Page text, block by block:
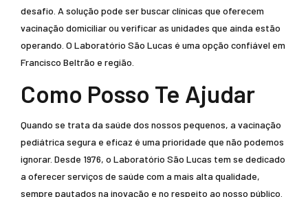
desafio. A solução pode ser buscar clínicas que oferecem
vacinação domiciliar ou verificar as unidades que ainda estão
operando. O Laboratório São Lucas é uma opção confiável em
Francisco Beltrão e região.
Como Posso Te Ajudar
Quando se trata da saúde dos nossos pequenos, a vacinação
pediátrica segura e eficaz é uma prioridade que não podemos
ignorar. Desde 1976, o Laboratório São Lucas tem se dedicado
a oferecer serviços de saúde com a mais alta qualidade,
sempre pautados na inovação e no respeito ao nosso público.